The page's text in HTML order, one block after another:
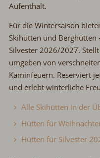
Aufenthalt.
Für die Wintersaison
Skihütten und Berghütten
Silvester 2026/2027.
umgeben von
Kaminfeuern. Reserviert
und erlebt winterliche
Alle Skihütten in der
Hütten für
Hütten für Silvester